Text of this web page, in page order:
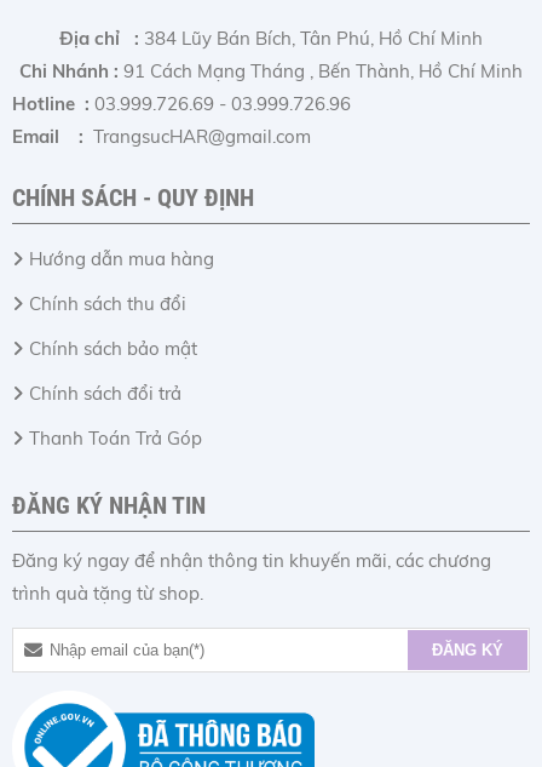
Địa chỉ : 384 Lũy Bán Bích, Tân Phú, Hồ Chí Minh
Chi Nhánh : 91 Cách Mạng Tháng , Bến Thành, Hồ Chí Minh
Hotline : 03.999.726.69 - 03.999.726.96
Email : TrangsucHAR@gmail.com
CHÍNH SÁCH - QUY ĐỊNH
Hướng dẫn mua hàng
Chính sách thu đổi
Chính sách bảo mật
Chính sách đổi trả
Thanh Toán Trả Góp
ĐĂNG KÝ NHẬN TIN
Đăng ký ngay để nhận thông tin khuyến mãi, các chương
trình quà tặng từ shop.